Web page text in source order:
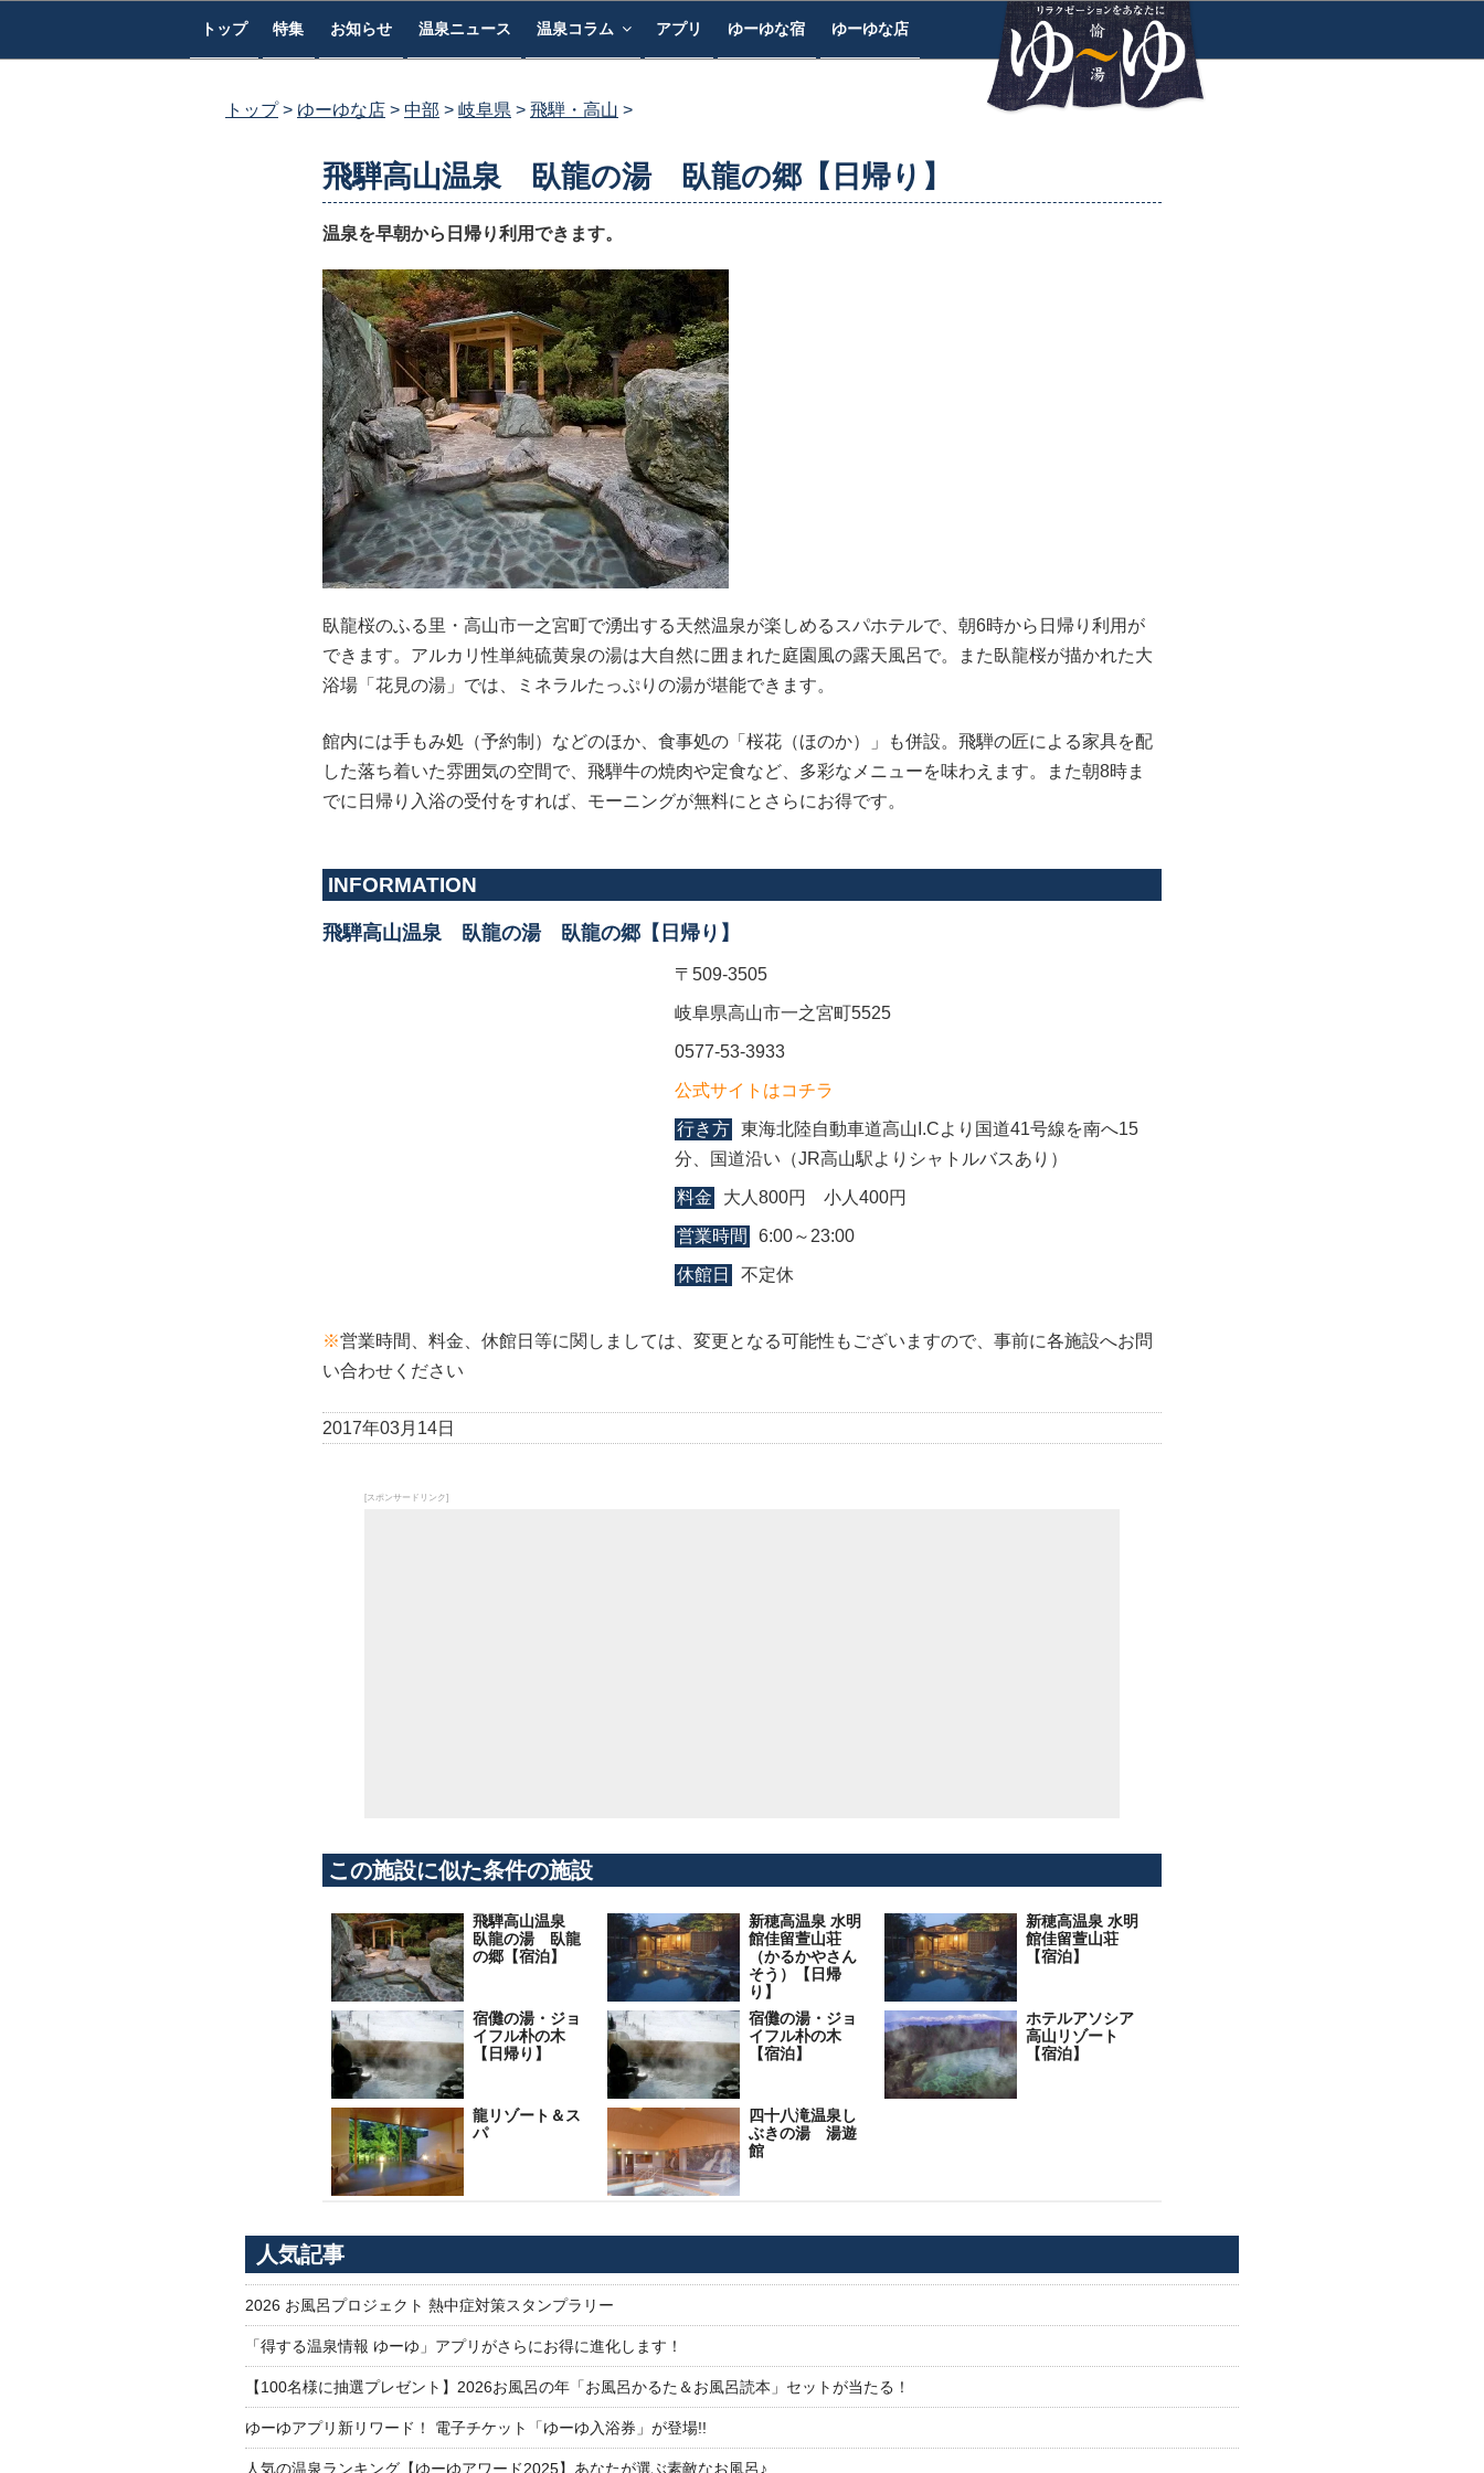
トップ 特集 お知らせ 温泉ニュース 温泉コラム アプリ ゆーゆな宿 ゆーゆな店
トップ ゆーゆな店 中部 岐阜県 飛騨・高山
飛騨高山温泉 臥龍の湯 臥龍の郷【日帰り】
温泉を早朝から日帰り利用できます。
臥龍桜のふる里・高山市一之宮町で湧出する天然温泉が楽しめるスパホテルで、朝6時から日帰り利用が
できます。アルカリ性単純硫黄泉の湯は大自然に囲まれた庭園風の露天風呂で。また臥龍桜が描かれた大
浴場「花見の湯」では、ミネラルたっぷりの湯が堪能できます。
館内には手もみ処（予約制）などのほか、食事処の「桜花（ほのか）」も併設。飛騨の匠による家具を配
した落ち着いた雰囲気の空間で、飛騨牛の焼肉や定食など、多彩なメニューを味わえます。また朝8時ま
でに日帰り入浴の受付をすれば、モーニングが無料にとさらにお得です。
INFORMATION
飛騨高山温泉 臥龍の湯 臥龍の郷【日帰り】
〒509-3505
岐阜県高山市一之宮町5525
0577-53-3933
公式サイトはコチラ
行き方
東海北陸自動車道高山I.Cより国道41号線を南へ15
分、国道沿い（JR高山駅よりシャトルバスあり）
料金 大人800円 小人400円
営業時間 6:00～23:00
休館日 不定休
※営業時間、料金、休館日等に関しましては、変更となる可能性もございますので、事前に各施設へお問
い合わせください
2017年03月14日
[スポンサードリンク]
この施設に似た条件の施設
飛騨高山温泉
臥龍の湯 臥龍
の郷【宿泊】
新穂高温泉 水明
館佳留萱山荘
（かるかやさん
そう）【日帰
り】
新穂高温泉 水明
館佳留萱山荘
【宿泊】
宿儺の湯・ジョ
イフル朴の木
【日帰り】
宿儺の湯・ジョ
イフル朴の木
【宿泊】
ホテルアソシア
高山リゾート
【宿泊】
龍リゾート＆ス
パ
四十八滝温泉し
ぶきの湯 湯遊
館
人気記事
2026 お風呂プロジェクト 熱中症対策スタンプラリー
「得する温泉情報 ゆーゆ」アプリがさらにお得に進化します！
【100名様に抽選プレゼント】2026お風呂の年「お風呂かるた＆お風呂読本」セットが当たる！
ゆーゆアプリ新リワード！ 電子チケット「ゆーゆ入浴券」が登場!!
人気の温泉ランキング【ゆーゆアワード2025】あなたが選ぶ素敵なお風呂♪